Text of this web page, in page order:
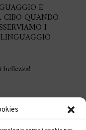
E
CIBO QUANDO
I